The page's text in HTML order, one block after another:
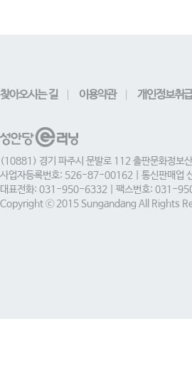
찾아오시는 길 이용약관 개인정보취
(10881) 경기 파주시 문발로 112 출판문화정보
사업자등록번호: 526-87-00162 | 통신판매업
대표전화: 031-950-6332 | 팩스번호: 031-
Copyright ⓒ 2015 Sungandang All Rights